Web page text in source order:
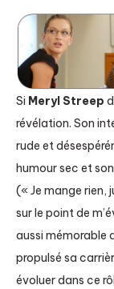
Si Meryl Streep
révélation. Son
rude et
humour sec et
(« Je mange rien,
sur le point de
aussi mémorable
propulsé sa
évoluer dans ce